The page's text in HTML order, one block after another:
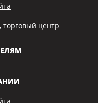
торговый центр